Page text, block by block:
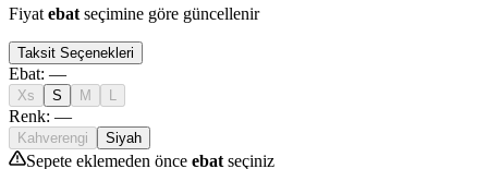
Fiyat ebat seçimine göre güncellenir
Taksit Seçenekleri
Ebat: —
Xs S M
Renk: —
Kahverengi Siyah
Sepete eklemeden önce ebat seçiniz